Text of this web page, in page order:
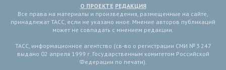
О ПРОЕКТЕ РЕДАКЦИЯ
Все права на материалы и произведения, размещенные на сайте,
принадлежат ТАСС, если не указано иное. Мнение авторов публикаций
может не совпадать с мнением редакции.
ТАСС, информационное агентство (св-во о регистрации СМИ № 3 247
выдано 02 апреля 1999 г. Государственным комитетом Российской
Федерации по печати).